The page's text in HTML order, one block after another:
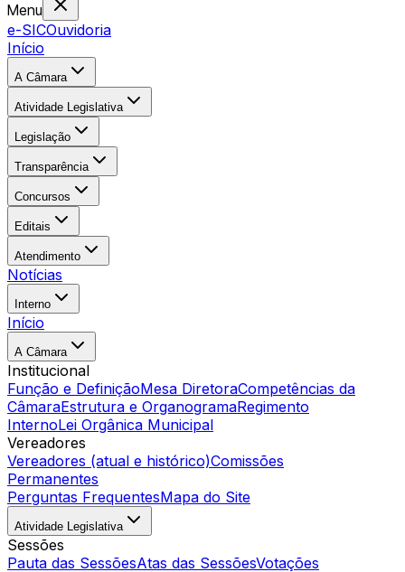
Menu
e-SICOuvidoria
Início
A Câmara
Atividade Legislativa
Legislação
Transparência
Concursos
Editais
Atendimento
Notícias
Interno
Início
A Câmara
Institucional
Função e DefiniçãoMesa DiretoraCompetências da
CâmaraEstrutura e OrganogramaRegimento
InternoLei Orgânica Municipal
Vereadores
Vereadores (atual e histórico)Comissões
Permanentes
Perguntas FrequentesMapa do Site
Atividade Legislativa
Sessões
Pauta das SessõesAtas das SessõesVotações